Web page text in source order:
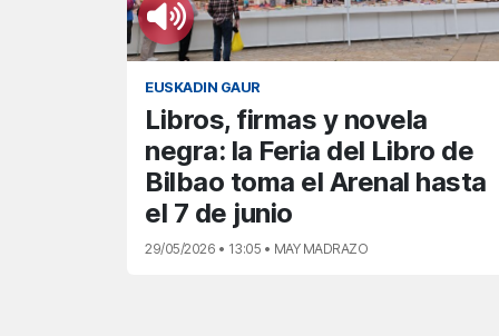
EUSKADIN GAUR
Libros, firmas y novela
negra: la Feria del Libro de
Bilbao toma el Arenal hasta
el 7 de junio
29/05/2026 • 13:05 • MAY MADRAZO